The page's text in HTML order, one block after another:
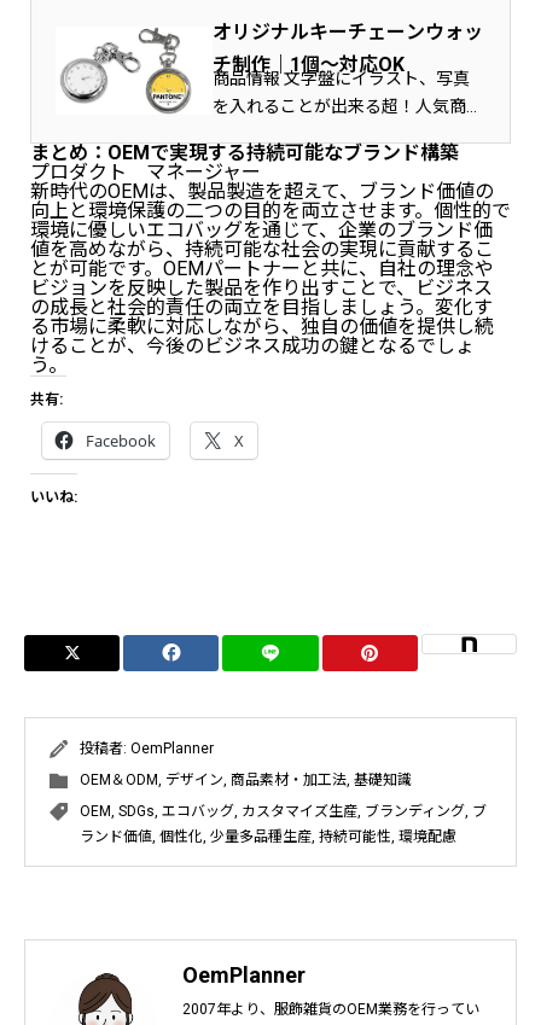
オリジナルキーチェーンウォッ
チ制作｜1個～対応OK
商品情報 文字盤にイラスト、写真
を入れることが出来る超！人気商品
まとめ：OEMで実現する持続可能なブランド構築
プロダクト マネージャー
新時代のOEMは、製品製造を超えて、ブランド価値の
向上と環境保護の二つの目的を両立させます。個性的で
環境に優しいエコバッグを通じて、企業のブランド価
値を高めながら、持続可能な社会の実現に貢献するこ
とが可能です。OEMパートナーと共に、自社の理念や
ビジョンを反映した製品を作り出すことで、ビジネス
の成長と社会的責任の両立を目指しましょう。変化す
る市場に柔軟に対応しながら、独自の価値を提供し続
けることが、今後のビジネス成功の鍵となるでしょ
う。
共有:
Facebook X
いいね:
投稿者: OemPlanner
OEM＆ODM, デザイン, 商品素材・加工法, 基礎知識
OEM, SDGs, エコバッグ, カスタマイズ生産, ブランディング, ブ
ランド価値, 個性化, 少量多品種生産, 持続可能性, 環境配慮
OemPlanner
2007年より、服飾雑貨のOEM業務を行ってい